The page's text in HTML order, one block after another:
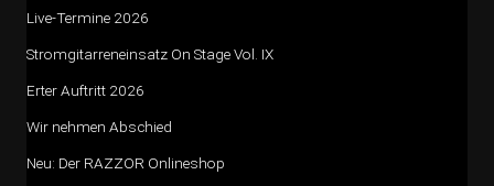
Live-Termine 2026
Stromgitarreneinsatz On Stage Vol. IX
Erter Auftritt 2026
Wir nehmen Abschied
Neu: Der RAZZOR Onlineshop